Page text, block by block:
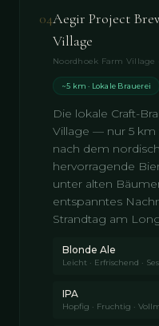
04Aegir Project
Village
Noordhoek Farm Village
~5 km · Lokale Brauerei
Die lokale Craft-
Village — nur 5 km
nach dem
hervorragende
unter alten
entspanntes
Strandtag am
Blonde Ale
Leicht · Erfrischend ·
IPA
Hopfig · Fruchtig ·